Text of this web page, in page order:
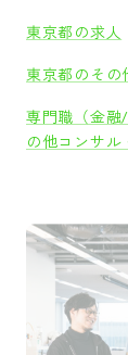
東京都の求人
東京都のその
専門職（金融
の他コンサル